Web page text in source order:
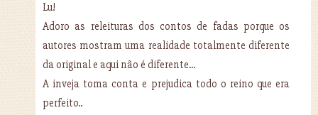
Lu!
Adoro as releituras dos contos de fadas porque os
autores mostram uma realidade totalmente diferente
da original e aqui não é diferente...
A inveja toma conta e prejudica todo o reino que era
perfeito..